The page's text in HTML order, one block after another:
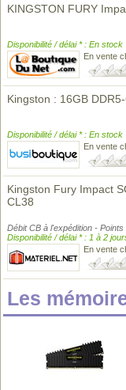
KINGSTON FURY
Disponibilité / délai * : En stock
En vente
Kingston : 16GB
Disponibilité / délai * : En stock
En vente
Kingston Fury Impact
CL38
Débit CB à l'expédition -
Disponibilité / délai * : 1 à 2
En vente
Les